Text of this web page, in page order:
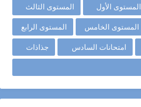
المستوى الأول المستوى الثالث
المستوى الخامس المستوى الرابع
امتحانات السادس جذاذات